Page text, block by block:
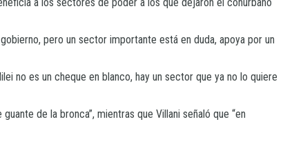
pero un sector importante está en duda, apoya por un
no es un cheque en blanco, hay un sector que ya no lo quiere
de la bronca”, mientras que Villani señaló que “en